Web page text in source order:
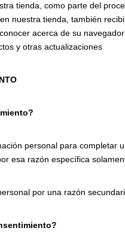
tienda, como parte del
nuestra tienda, también
acerca de su
y otras actualizaciones
personal para completar
esa razón específica
por una razón